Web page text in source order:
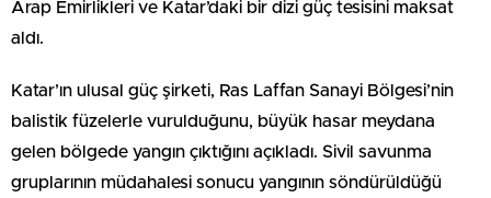
Arap Emirlikleri ve Katar’daki bir dizi güç tesisini maksat
aldı.
Katar’ın ulusal güç şirketi, Ras Laffan Sanayi Bölgesi’nin
balistik füzelerle vurulduğunu, büyük hasar meydana
gelen bölgede yangın çıktığını açıkladı. Sivil savunma
gruplarının müdahalesi sonucu yangının söndürüldüğü